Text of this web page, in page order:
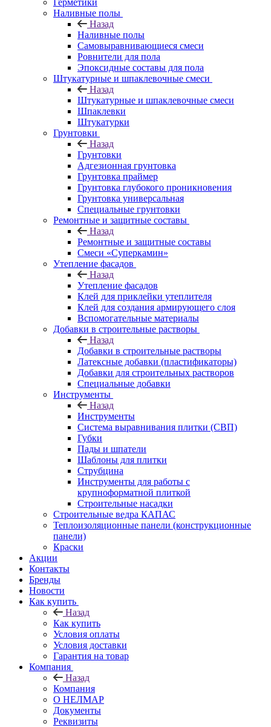
Герметики
Наливные полы
Назад
Наливные полы
Самовыравнивающиеся смеси
Ровнители для пола
Эпоксидные составы для пола
Штукатурные и шпаклевочные смеси
Назад
Штукатурные и шпаклевочные смеси
Шпаклевки
Штукатурки
Грунтовки
Назад
Грунтовки
Адгезионная грунтовка
Грунтовка праймер
Грунтовка глубокого проникновения
Грунтовка универсальная
Специальные грунтовки
Ремонтные и защитные составы
Назад
Ремонтные и защитные составы
Смеси «Суперкамин»
Утепление фасадов
Назад
Утепление фасадов
Клей для приклейки утеплителя
Клей для создания армирующего слоя
Вспомогательные материалы
Добавки в строительные растворы
Назад
Добавки в строительные растворы
Латексные добавки (пластификаторы)
Добавки для строительных растворов
Специальные добавки
Инструменты
Назад
Инструменты
Система выравнивания плитки (СВП)
Губки
Пады и шпатели
Шаблоны для плитки
Струбцина
Инструменты для работы с
крупноформатной плиткой
Строительные насадки
Строительные ведра КАПАС
Теплоизоляционные панели (конструкционные
панели)
Краски
Акции
Контакты
Бренды
Новости
Как купить
Назад
Как купить
Условия оплаты
Условия доставки
Гарантия на товар
Компания
Назад
Компания
О НЕЛМАР
Документы
Реквизиты